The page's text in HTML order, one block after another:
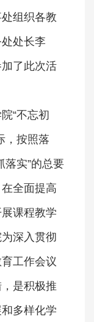
组织各教
处长李
了此次活
“不忘初
，按照落
落实”的总要
全面提高
课程教学
深入贯彻
工作会议
是积极推
多样化学